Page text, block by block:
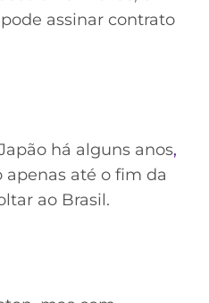
assinar contrato
há alguns anos,
até o fim da
ao Brasil.